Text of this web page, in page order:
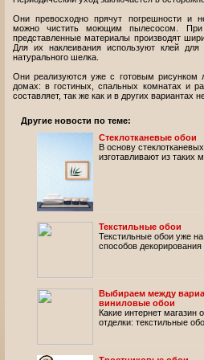
Они превосходно прячут погрешности и
можно чистить моющим пылесосом.
представленные материалы производят
Для их наклеивания используют клей
натурального шелка.
Они реализуются уже с готовым рисунком
домах: в гостиных, спальных комнатах и
составляет, так же как и в других вариантах
Другие новости по теме:
Стеклотканевые обои
В основу
изготавливают из таких
Текстильные обои
Текстильные обои уже
способов
Выбираем между
виниловые обои
Какие интернет
отделки: текстильные